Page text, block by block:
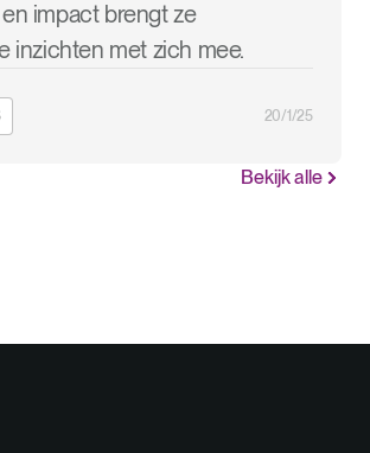
Bekijk alle
impact brengt ze
inzichten met zich mee.
20/1/25